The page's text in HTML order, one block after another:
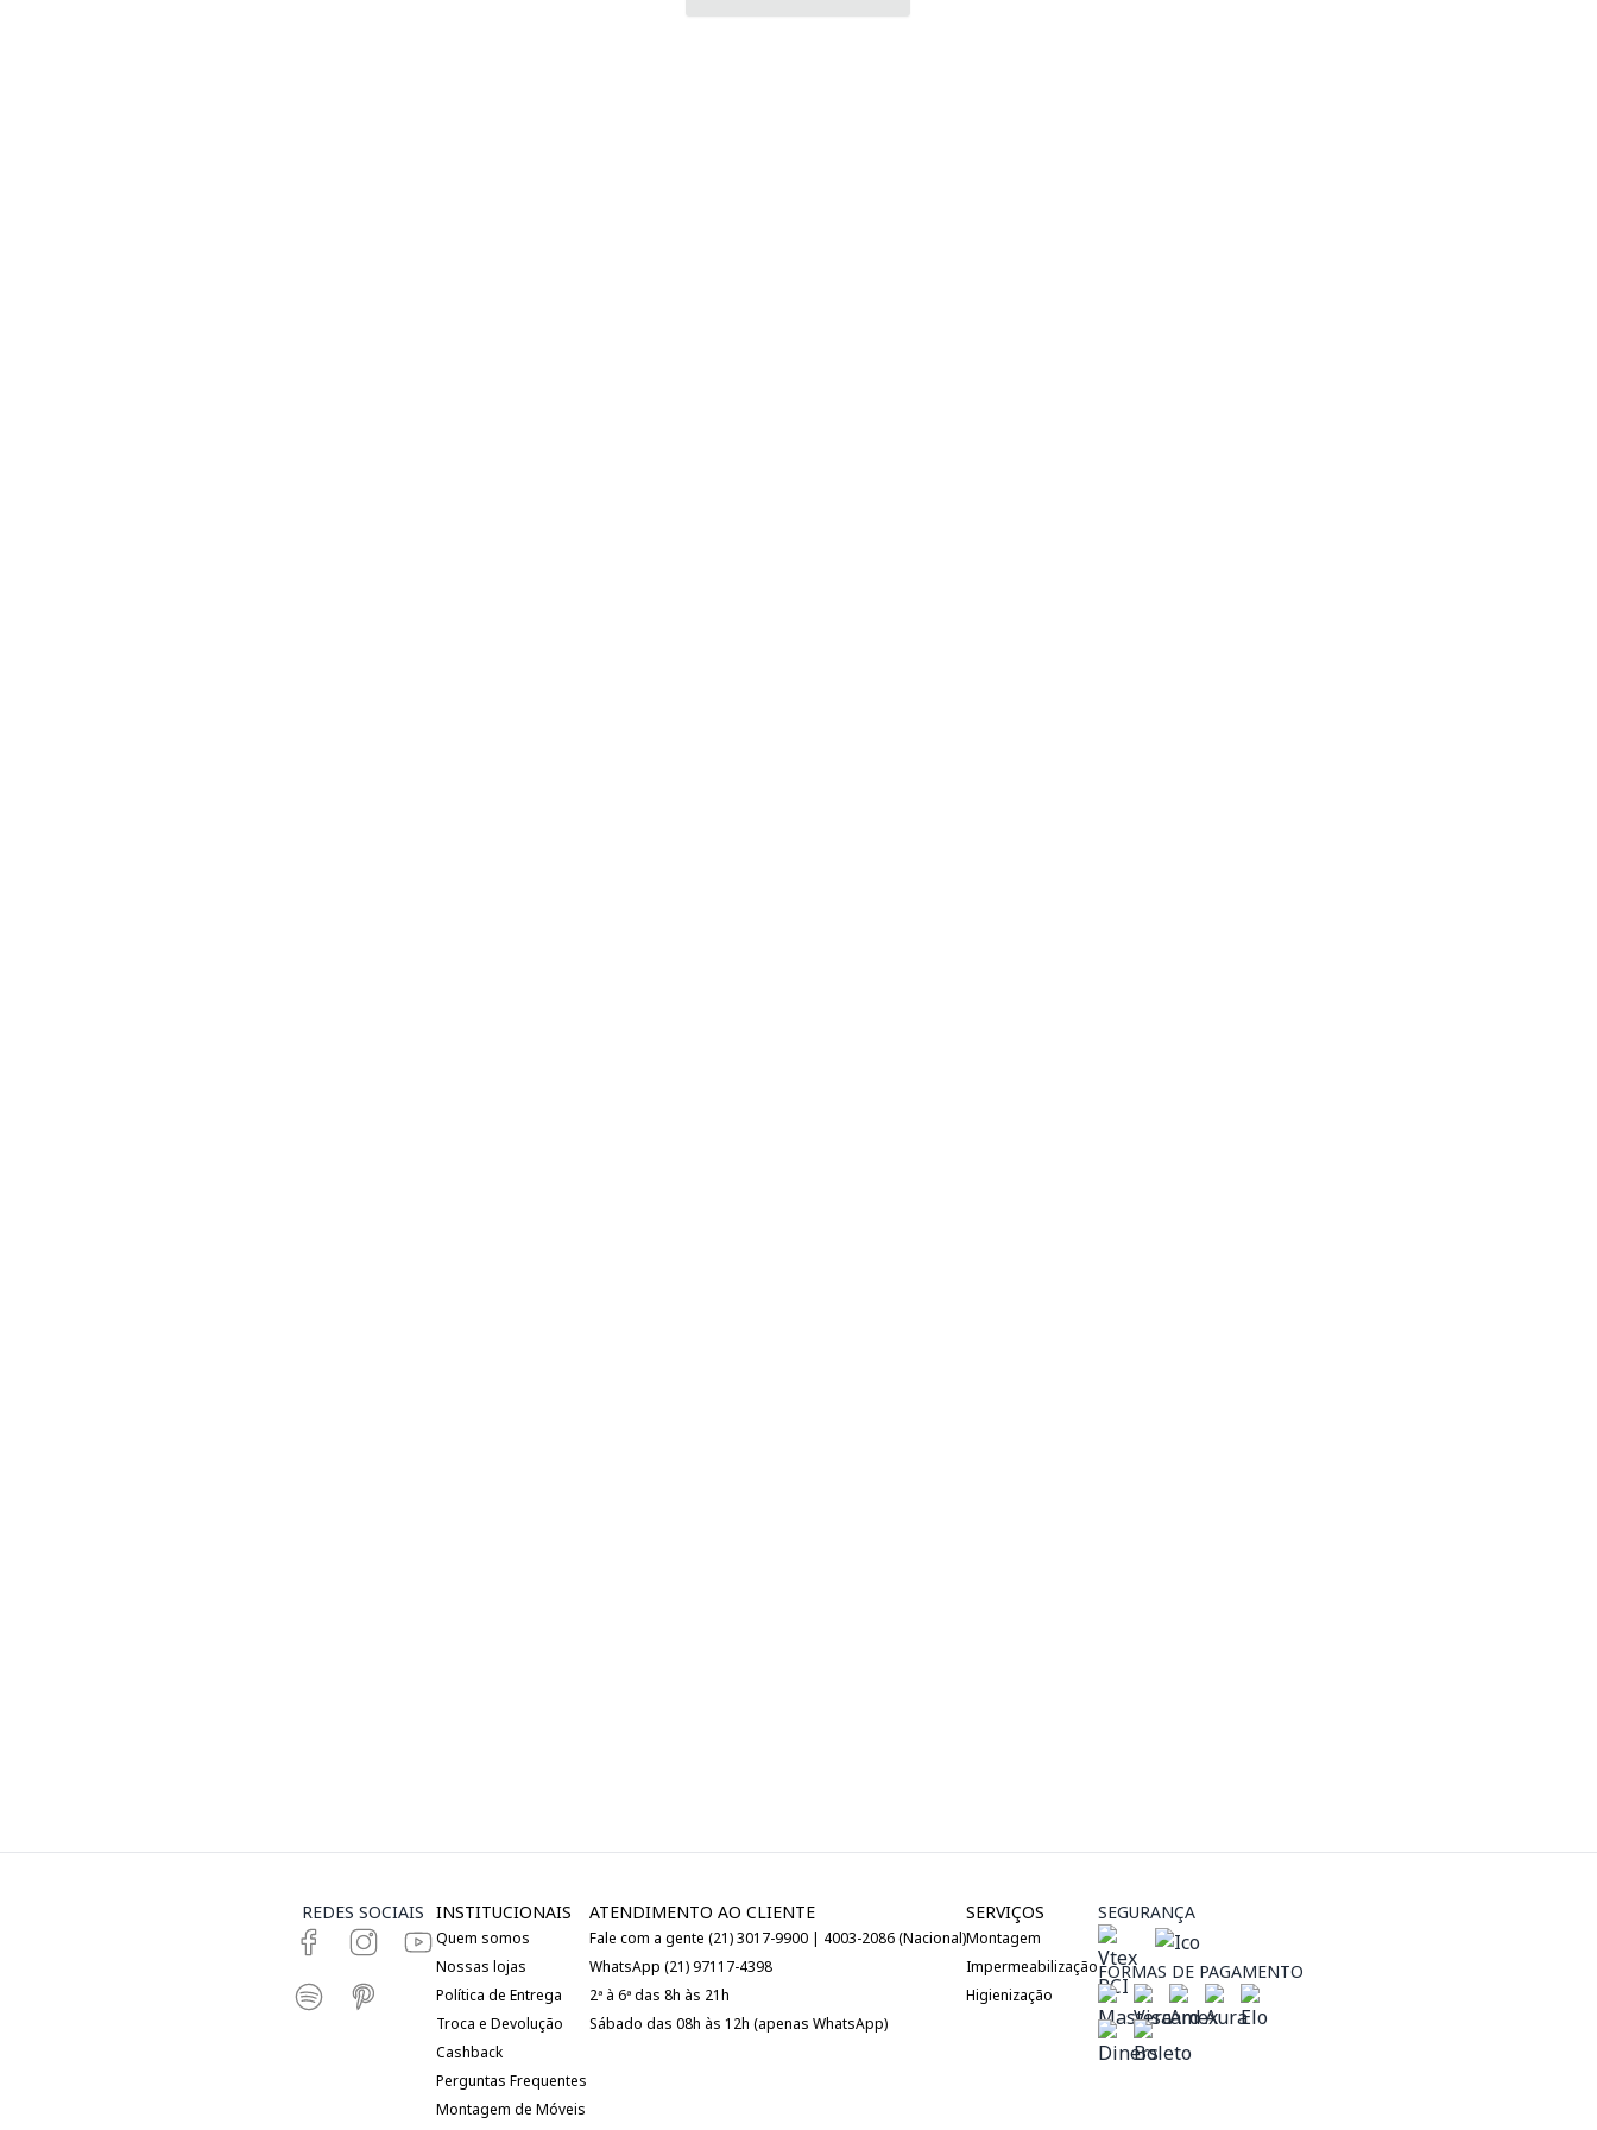
REDES SOCIAIS INSTITUCIONAIS
Quem somos
Nossas lojas
Política de Entrega
Troca e Devolução
Cashback
Perguntas Frequentes
Montagem de Móveis
ATENDIMENTO AO CLIENTE
Fale com a gente (21) 3017-9900 | 4003-2086 (Nacional)
WhatsApp (21) 97117-4398
2ª à 6ª das 8h às 21h
Sábado das 08h às 12h (apenas WhatsApp)
SERVIÇOS
Montagem
Impermeabilização
Higienização
SEGURANÇA
FORMAS DE PAGAMENTO